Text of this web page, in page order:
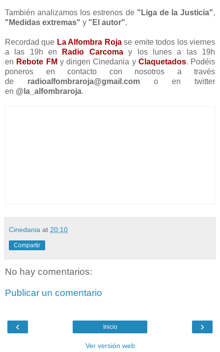
También analizamos los estrenos de "Liga de la Justicia",
"Medidas extremas" y "El autor".
Recordad que La Alfombra Rojase emite todos los viernes
a las 19h en
Radio Carcomay los lunes a las 19h
en Rebote FM y dirigen Cinedania y Claquetados. Podéis
poneros en contacto con nosotros a través
de radioalfombraroja@gmail.com o en twitter
en @la_alfombraroja.
Cinedania at 20:10
Compartir
No hay comentarios:
Publicar un comentario
‹ ›
Inicio
Ver versión web